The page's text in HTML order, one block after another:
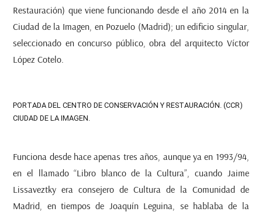
Restauración) que viene funcionando desde el año 2014 en la
Ciudad de la Imagen, en Pozuelo (Madrid); un edificio singular,
seleccionado en concurso público, obra del arquitecto Víctor
López Cotelo.
PORTADA DEL CENTRO DE CONSERVACIÓN Y RESTAURACIÓN. (CCR)
CIUDAD DE LA IMAGEN.
Funciona desde hace apenas tres años, aunque ya en 1993/94,
en el llamado “Libro blanco de la Cultura”, cuando Jaime
Lissaveztky era consejero de Cultura de la Comunidad de
Madrid, en tiempos de Joaquín Leguina, se hablaba de la